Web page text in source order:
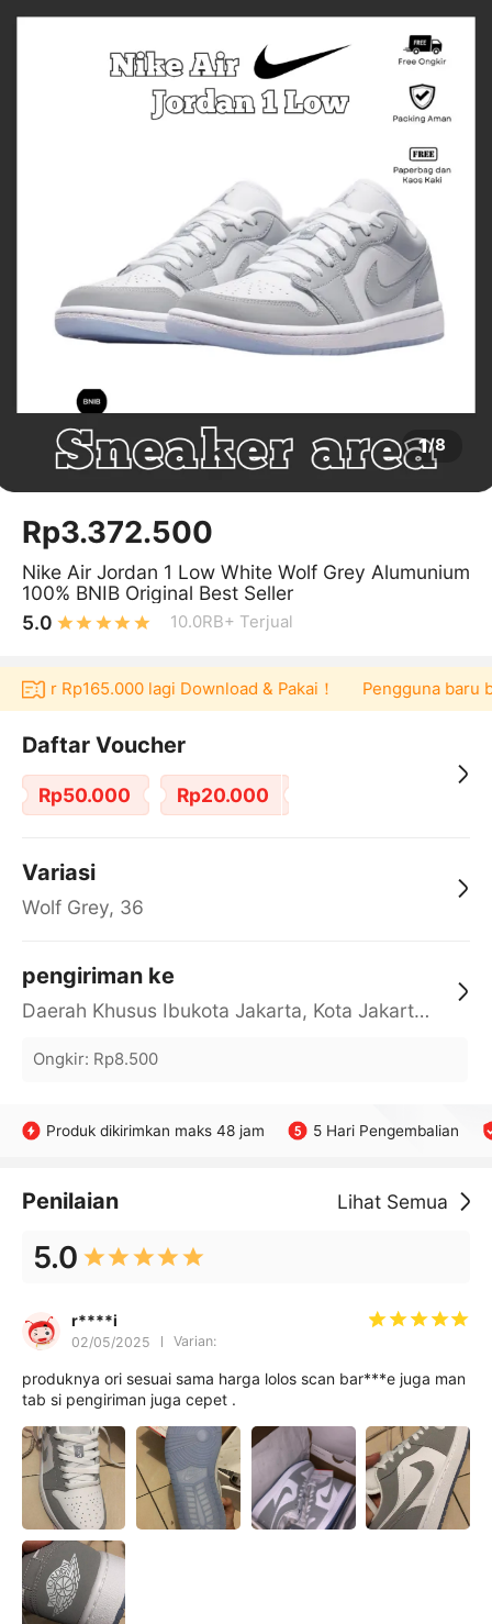
1/8
Rp3.372.500
Nike Air Jordan 1 Low White Wolf Grey Alumunium
100% BNIB Original Best Seller
5.0
10.0RB+ Terjual
Rp165.000 lagi Download & Pakai！ Pengguna baru
Daftar Voucher
Rp50.000 Rp20.000
Variasi
Wolf Grey, 36
pengiriman ke
Daerah Khusus Ibukota Jakarta, Kota Jakarta Barat, Cengkareng, yy
Ongkir: Rp8.500
Produk dikirimkan maks 48 jam 5 Hari Pengembalian
Penilaian Lihat Semua
5.0
r****i
02/05/2025 Varian: ㅤㅤㅤㅤㅤㅤㅤㅤㅤㅤ
produknya ori sesuai sama harga lolos scan bar***e juga man
tab si pengiriman juga cepet .